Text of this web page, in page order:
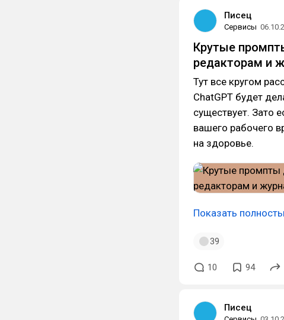
Писец
Сервисы
Крутые
редакторам и
Тут все кругом
ChatGPT будет
существует. Зато
вашего рабочего
на здоровье.
Показать
39
10 94
Писец